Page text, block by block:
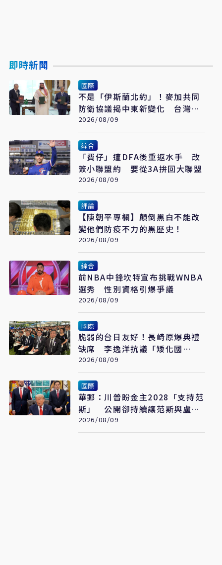
即時新聞
國際
不是「伊斯蘭北約」！麥加共同
防衛協議揭中東新變化 台灣該
看懂「多層次安全」
2026/08/09
綜合
「費仔」遭DFA後重返水手 改
簽小聯盟約 要從3A拚回大聯盟
2026/08/09
評論
【陳朝平專欄】顛倒黑白不能改
變他們防疫不力的黑歷史！
2026/08/09
綜合
前NBA中鋒坎特宣布挑戰WNBA
選秀 性別資格引爆爭議
2026/08/09
國際
脆弱的台日友好！長崎原爆典禮
缺席 李逸洋抗議「矮化國
格」：日媒揭長崎特殊安排
2026/08/09
國際
華郵：川普盼金主2028「支持范
斯」 公開卻持續讓范斯與盧比
奧較勁接班
2026/08/09